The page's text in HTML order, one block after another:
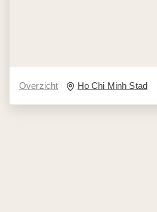
Overzicht Ho Chi Minh Stad